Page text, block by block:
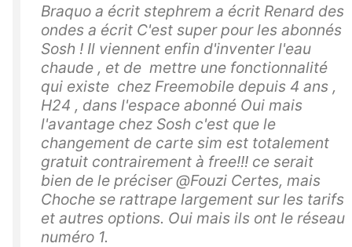
Braquo a écrit stephrem a écrit Renard des
ondes a écrit C'est super pour les abonnés
Sosh ! Il viennent enfin d'inventer l'eau
chaude , et de mettre une fonctionnalité
qui existe chez Freemobile depuis 4 ans ,
H24 , dans l'espace abonné Oui mais
l'avantage chez Sosh c'est que le
changement de carte sim est totalement
gratuit contrairement à free!!! ce serait
bien de le préciser @Fouzi Certes, mais
Choche se rattrape largement sur les tarifs
et autres options. Oui mais ils ont le réseau
numéro 1.